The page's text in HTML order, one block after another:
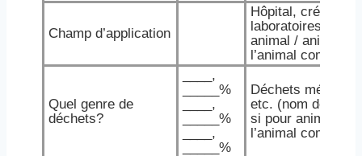
Champ d’application
Hôpital,
laboratoires,
animal / animal
l’animal comme:
Quel genre de
déchets?
____,
_____%
____,
_____%
____,
_____%
Déchets
etc. (nom
si pour animal /
l’animal comme: